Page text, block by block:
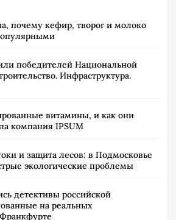
почему кефир, творог и молоко
победителей Национальной
Инфраструктура.
витамины, и как они
компания IPSUM
и защита лесов: в Подмосковье
экологические проблемы
детективы российской
на реальных